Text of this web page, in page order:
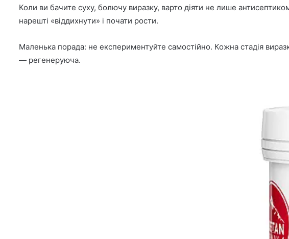
Коли ви бачите суху, болючу виразку, варто діяти не лише
нарешті «віддихнути» і почати рости.
Маленька порада: не експериментуйте самостійно. Кожна стадія
— регенеруюча.